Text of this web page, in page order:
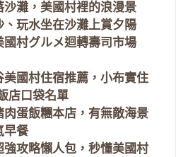
沙灘，美國村裡的浪漫景
、玩水坐在沙灘上賞夕陽
國村グルメ迴轉壽司市場
美國村住宿推薦，小布實住
店口袋名單
肉蛋飯糰本店，有無敵海景
早餐
強攻略懶人包，秒懂美國村